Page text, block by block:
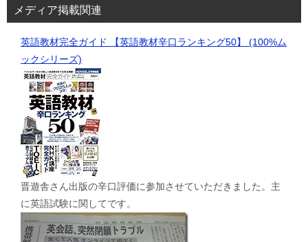
メディア掲載関連
英語教材完全ガイド 【英語教材辛口ランキング50】 (100%ム
ックシリーズ)
晋遊舎さん出版の辛口評価に参加させていただきました。主
に英語試験に関してです。